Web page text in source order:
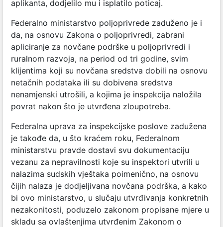
aplikanta, dodjelilo mu i isplatilo poticaj.
Federalno ministarstvo poljoprivrede zaduženo je i
da, na osnovu Zakona o poljoprivredi, zabrani
apliciranje za novčane podrške u poljoprivredi i
ruralnom razvoja, na period od tri godine, svim
klijentima koji su novčana sredstva dobili na osnovu
netačnih podataka ili su dobivena sredstva
nenamjenski utrošili, a kojima je inspekcija naložila
povrat nakon što je utvrđena zloupotreba.
Federalna uprava za inspekcijske poslove zadužena
je takođe da, u što kraćem roku, Federalnom
ministarstvu pravde dostavi svu dokumentaciju
vezanu za nepravilnosti koje su inspektori utvrili u
nalazima sudskih vještaka poimenično, na osnovu
čijih nalaza je dodjeljivana novčana podrška, a kako
bi ovo ministarstvo, u slučaju utvrđivanja konkretnih
nezakonitosti, poduzelo zakonom propisane mjere u
skladu sa ovlaštenjima utvrđenim Zakonom o